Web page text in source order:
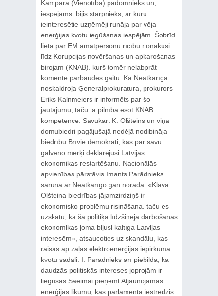
Kampara (Vienotība) padomnieks un,
iespējams, bijis starpnieks, ar kuru
ieinteresētie uzņēmēji runāja par vēja
enerģijas kvotu iegūšanas iespējām. Šobrīd
lieta par EM amatpersonu rīcību nonākusi
līdz Korupcijas novēršanas un apkarošanas
birojam (KNAB), kurš tomēr nelabprāt
komentē pārbaudes gaitu. Kā Neatkarīgā
noskaidroja Ģenerālprokuratūrā, prokurors
Ēriks Kalnmeiers ir informēts par šo
jautājumu, taču tā pilnībā esot KNAB
kompetence. Savukārt K. Olšteins un viņa
domubiedri pagājušajā nedēļā nodibināja
biedrību Brīvie demokrāti, kas par savu
galveno mērķi deklarējusi Latvijas
ekonomikas restartēšanu. Nacionālās
apvienības pārstāvis Imants Parādnieks
sarunā ar Neatkarīgo gan norāda: «Klāva
Olšteina biedrības jājamzirdziņš ir
ekonomisko problēmu risināšana, taču es
uzskatu, ka šā politiķa līdzšinējā darbošanās
ekonomikas jomā bijusi kaitīga Latvijas
interesēm», atsaucoties uz skandālu, kas
raisās ap zaļās elektroenerģijas iepirkuma
kvotu sadali. I. Parādnieks arī piebilda, ka
daudzās politiskās intereses joprojām ir
liegušas Saeimai pieņemt Atjaunojamās
enerģijas likumu, kas parlamentā iestrēdzis